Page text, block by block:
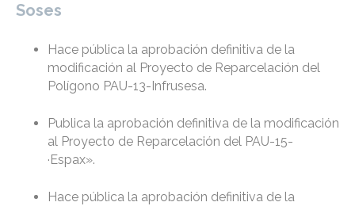
Soses
Hace pública la aprobación definitiva de la
modificación al Proyecto de Reparcelación del
Polígono PAU-13-Infrusesa.
Publica la aprobación definitiva de la modificación
al Proyecto de Reparcelación del PAU-15-
·Espax».
Hace pública la aprobación definitiva de la